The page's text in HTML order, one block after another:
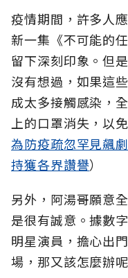
疫情期間，許多人
新一集《不可能的
留下深刻印象。但
沒有想過，如果這
成太多接觸感染，
上的口罩消失，以
為防疫疏忽罕見飆
持獲各界讚譽）
另外，阿湯哥願意
是很有誠意。據數
明星演員，擔心出
場，那又該怎麼辦